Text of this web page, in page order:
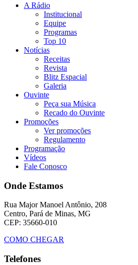
A Rádio
Institucional
Equipe
Programas
Top 10
Notícias
Receitas
Revista
Blitz Espacial
Galeria
Ouvinte
Peça sua Música
Recado do Ouvinte
Promoções
Ver promoções
Regulamento
Programação
Vídeos
Fale Conosco
Onde Estamos
Rua Major Manoel Antônio, 208
Centro, Pará de Minas, MG
CEP: 35660-010
COMO CHEGAR
Telefones